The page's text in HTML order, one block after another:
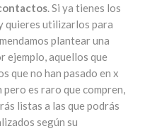
. Si ya tienes los
quieres utilizarlos para
plantear una
ejemplo, aquellos que
que no han pasado en x
es raro que compren,
listas a las que podrás
según su